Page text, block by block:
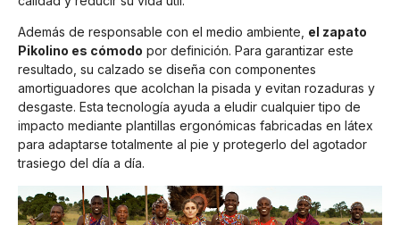
Además de responsable con el medio ambiente, el zapato
Pikolino es cómodo por definición. Para garantizar este
resultado, su calzado se diseña con componentes
amortiguadores que acolchan la pisada y evitan rozaduras y
desgaste. Esta tecnología ayuda a eludir cualquier tipo de
impacto mediante plantillas ergonómicas fabricadas en látex
para adaptarse totalmente al pie y protegerlo del agotador
trasiego del día a día.